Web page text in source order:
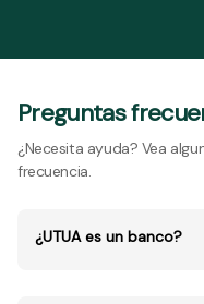
Preguntas
¿Necesita ayuda? Vea
frecuencia.
¿UTUA es un banco?